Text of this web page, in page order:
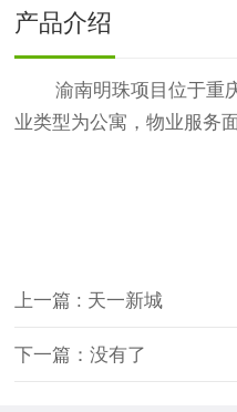
产品介绍
渝南明珠项目位于重
业类型为公寓，物业服务
上一篇 : 天一新城
下一篇：没有了